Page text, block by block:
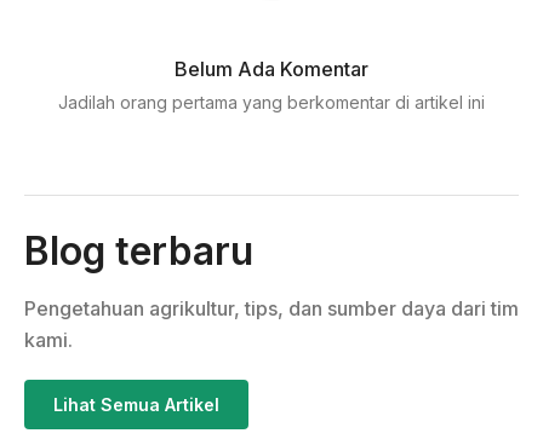
Belum Ada Komentar
Jadilah orang pertama yang berkomentar di artikel ini
Blog terbaru
Pengetahuan agrikultur, tips, dan sumber daya dari tim
kami.
Lihat Semua Artikel